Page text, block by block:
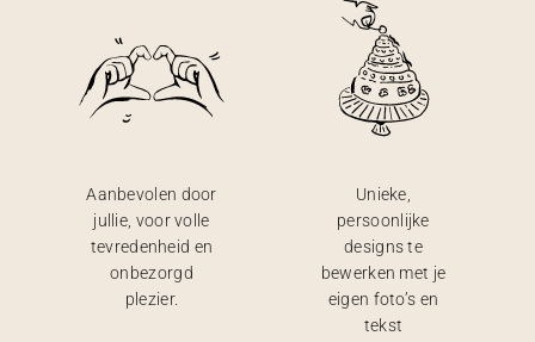
Aanbevolen door
jullie, voor volle
tevredenheid en
onbezorgd
plezier.
Unieke,
persoonlijke
designs te
bewerken met je
eigen foto’s en
tekst